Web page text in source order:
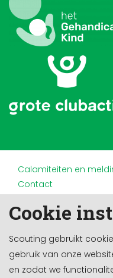
Cookie
Scouting gebruikt
gebruik van onze
en zodat we
Calamiteiten en
Contact
Doneren en nalaten
Privacy
Werken bij
Cookie-instellingen